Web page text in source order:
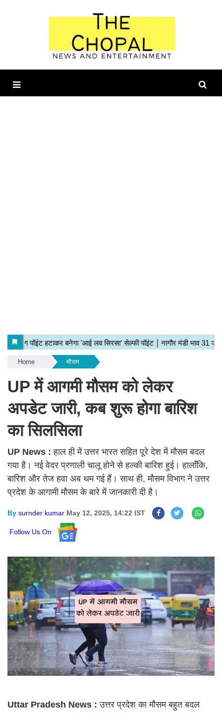
Home मौसम
UP में आगमी मौसम को लेकर
अपडेट जारी, कब शुरू होगा बारिश
का सिलसिला
UP News :हाल ही में उत्तर भारत सहित पूरे देश में मौसम बदल
गया है। नई वेदर प्रणाली चालू होने से हल्की बारिश हुई। हालाँकि,
बारिश और तेज हवा अब थम गई हैं। साथ ही, मौसम विभाग ने उत्तर
प्रदेश के आगामी मौसम के बारे में जानकारी दी है।
By surnder kumar May 12, 2025, 14:22 IST
Follow Us On
Uttar Pradesh News :उत्तर प्रदेश का मौसम बहुत बदल